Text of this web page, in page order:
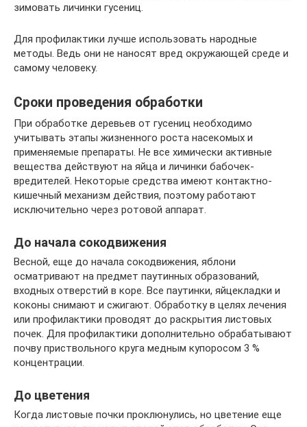
зимовать личинки гусениц.
Для профилактики лучше использовать народные
методы. Ведь они не наносят вред окружающей среде и
самому человеку.
Сроки проведения обработки
При обработке деревьев от гусениц необходимо
учитывать этапы жизненного роста насекомых и
применяемые препараты. Не все химически активные
вещества действуют на яйца и личинки бабочек-
вредителей. Некоторые средства имеют контактно-
кишечный механизм действия, поэтому работают
исключительно через ротовой аппарат.
До начала сокодвижения
Весной, еще до начала сокодвижения, яблони
осматривают на предмет паутинных образований,
входных отверстий в коре. Все паутинки, яйцекладки и
коконы снимают и сжигают. Обработку в целях лечения
или профилактики проводят до раскрытия листовых
почек. Для профилактики дополнительно обрабатывают
почву приствольного круга медным купоросом 3 %
концентрации.
До цветения
Когда листовые почки проклюнулись, но цветение еще